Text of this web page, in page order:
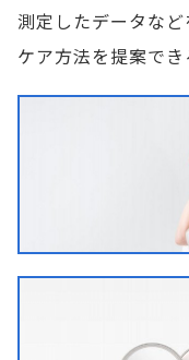
測定したデータなど
ケア方法を提案でき